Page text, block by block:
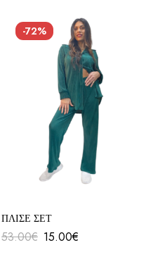
-72%
ΠΛΙΣΕ ΣΕΤ
53.00€ 15.00€